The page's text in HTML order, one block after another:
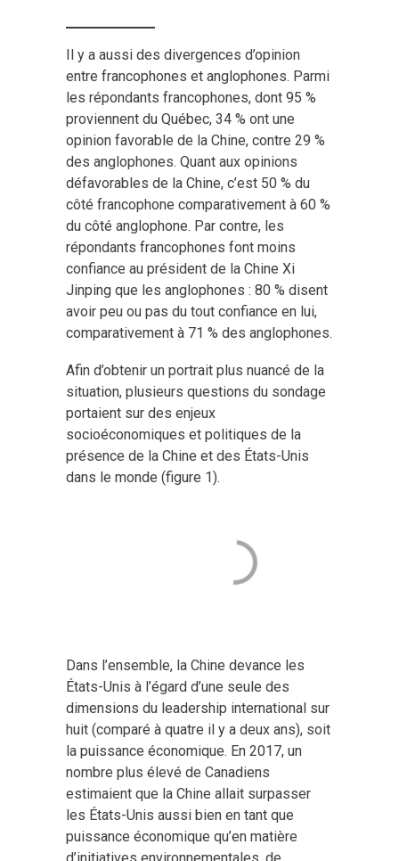
Il y a aussi des divergences d’opinion
entre francophones et anglophones. Parmi
les répondants francophones, dont 95 %
proviennent du Québec, 34 % ont une
opinion favorable de la Chine, contre 29 %
des anglophones. Quant aux opinions
défavorables de la Chine, c’est 50 % du
côté francophone comparativement à 60 %
du côté anglophone. Par contre, les
répondants francophones font moins
confiance au président de la Chine Xi
Jinping que les anglophones : 80 % disent
avoir peu ou pas du tout confiance en lui,
comparativement à 71 % des anglophones.
Afin d’obtenir un portrait plus nuancé de la
situation, plusieurs questions du sondage
portaient sur des enjeux
socioéconomiques et politiques de la
présence de la Chine et des États-Unis
dans le monde (figure 1).
Dans l’ensemble, la Chine devance les
États-Unis à l’égard d’une seule des
dimensions du leadership international sur
huit (comparé à quatre il y a deux ans), soit
la puissance économique. En 2017, un
nombre plus élevé de Canadiens
estimaient que la Chine allait surpasser
les États-Unis aussi bien en tant que
puissance économique qu’en matière